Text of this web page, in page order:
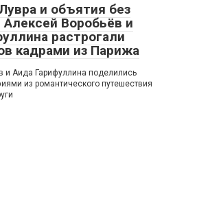
и объятия без
Алексей Воробьёв и
растрогали
кадрами из Парижа
и Аида Гарифуллина поделились
из романтического путешествия